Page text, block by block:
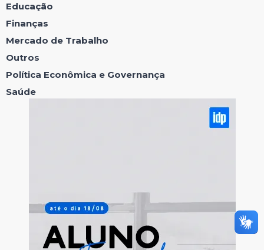
Educação
Finanças
Mercado de Trabalho
Outros
Política Econômica e Governança
Saúde